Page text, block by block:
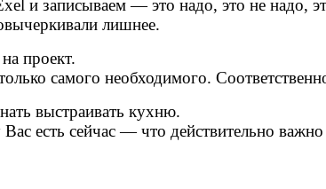
и записываем — это надо, это не надо,
лишнее.
проект.
самого необходимого.
выстраивать кухню.
есть сейчас — что действительно